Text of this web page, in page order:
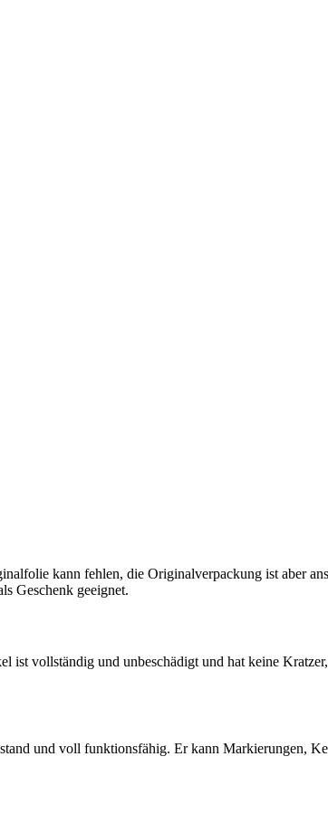
kann fehlen, die Originalverpackung ist aber
Geschenk geeignet.
ist vollständig und unbeschädigt und hat keine
und voll funktionsfähig. Er kann Markierungen,